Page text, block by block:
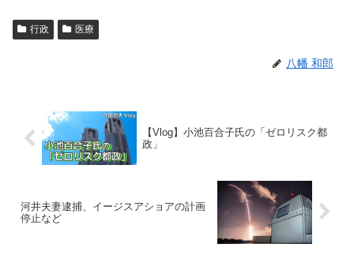
行政 医療
八幡 和郎
【Vlog】小池百合子氏の「ゼロリスク都
政」
河井夫妻逮捕、イージスアショアの計画
停止など